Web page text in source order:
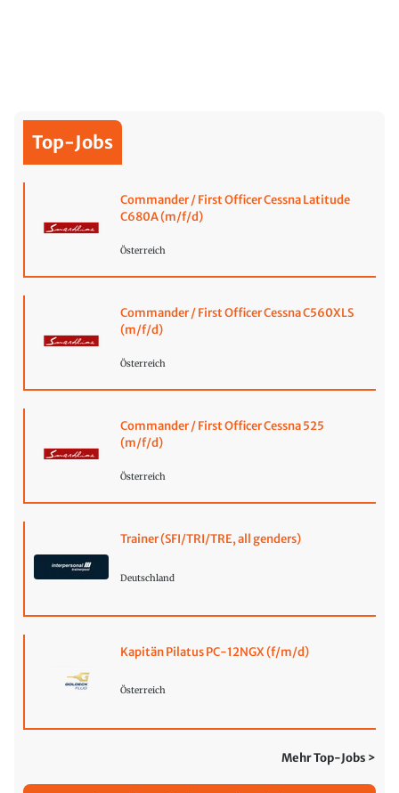
Top-Jobs
Commander / First Officer Cessna Latitude
C680A (m/f/d)
Österreich
Commander / First Officer Cessna C560XLS
(m/f/d)
Österreich
Commander / First Officer Cessna 525
(m/f/d)
Österreich
Trainer (SFI/TRI/TRE, all genders)
Deutschland
Kapitän Pilatus PC-12NGX (f/m/d)
Österreich
Mehr Top-Jobs >